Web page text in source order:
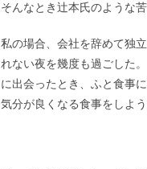
そんなとき辻本氏のような
私の場合、会社を辞めて独
れない夜を幾度も過ごした
に出会ったとき、ふと食事
気分が良くなる食事をしよう